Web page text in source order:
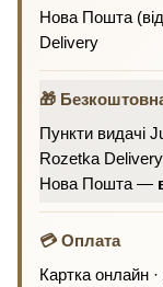
Нова Пошта
Delivery
🎁
Пункти видачі
Rozetka
Нова Пошта —
💳 Оплата
Картка онлайн